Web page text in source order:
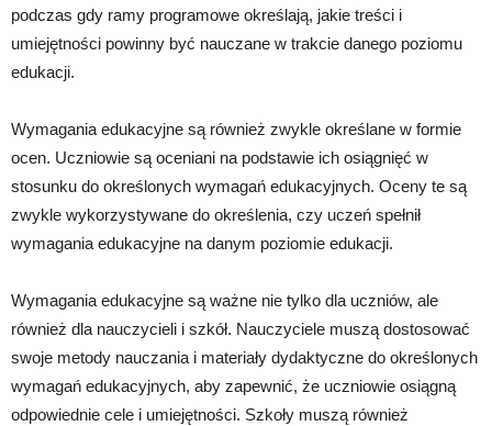
podczas gdy ramy programowe określają, jakie treści i
umiejętności powinny być nauczane w trakcie danego poziomu
edukacji.
Wymagania edukacyjne są również zwykle określane w formie
ocen. Uczniowie są oceniani na podstawie ich osiągnięć w
stosunku do określonych wymagań edukacyjnych. Oceny te są
zwykle wykorzystywane do określenia, czy uczeń spełnił
wymagania edukacyjne na danym poziomie edukacji.
Wymagania edukacyjne są ważne nie tylko dla uczniów, ale
również dla nauczycieli i szkół. Nauczyciele muszą dostosować
swoje metody nauczania i materiały dydaktyczne do określonych
wymagań edukacyjnych, aby zapewnić, że uczniowie osiągną
odpowiednie cele i umiejętności. Szkoły muszą również